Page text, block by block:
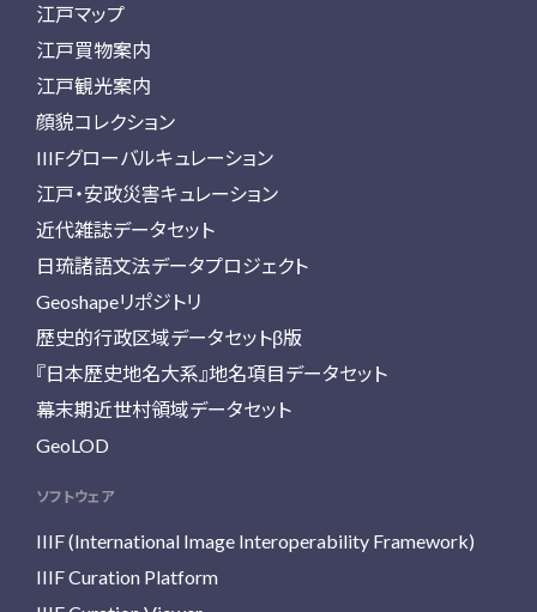
江戸マップ
江戸買物案内
江戸観光案内
顔貌コレクション
IIIFグローバルキュレーション
江戸・安政災害キュレーション
近代雑誌データセット
日琉諸語文法データプロジェクト
Geoshapeリポジトリ
歴史的行政区域データセットβ版
『日本歴史地名大系』地名項目データセット
幕末期近世村領域データセット
GeoLOD
ソフトウェア
IIIF (International Image Interoperability Framework)
IIIF Curation Platform